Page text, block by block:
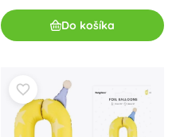
Do košíka